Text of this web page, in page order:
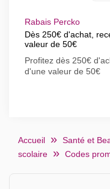
Rabais Percko
Dès 250€ d'achat,
valeur de 50€
Profitez dès 250€
d'une valeur de 50€
Accueil Santé et
scolaire
Codes